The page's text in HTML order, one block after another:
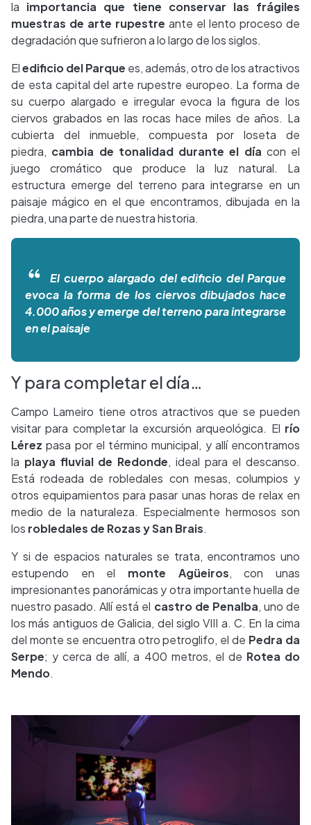
la importancia que tiene conservar las frágiles
muestras de arte rupestre ante el lento proceso de
degradación que sufrieron a lo largo de los siglos.
Eledificio del Parque es, además, otro de los atractivos
de esta capital del arte rupestre europeo. La forma de
su cuerpo alargado e irregular evoca la figura de los
ciervos grabados en las rocas hace miles de años. La
cubierta del inmueble, compuesta por loseta de
piedra, cambia de tonalidad durante el día con el
juego cromático que produce la luz natural. La
estructura emerge del terreno para integrarse en un
paisaje mágico en el que encontramos, dibujada en la
piedra, una parte de nuestra historia.
El cuerpo alargado del edificio del Parque
evoca la forma de los ciervos dibujados hace
4.000 años y emerge del terreno para integrarse
en el paisaje
Y para completar el día…
Campo Lameiro tiene otros atractivos que se pueden
visitar para completar la excursión arqueológica. El río
Lérez pasa por el término municipal, y allí encontramos
la playa fluvial de Redonde, ideal para el descanso.
Está rodeada de robledales con mesas, columpios y
otros equipamientos para pasar unas horas de relax en
medio de la naturaleza. Especialmente hermosos son
los robledales de Rozas y San Brais.
Y si de espacios naturales se trata, encontramos uno
estupendo en el monte Agüeiros, con unas
impresionantes panorámicas y otra importante huella de
nuestro pasado. Allí está el castro de Penalba, uno de
los más antiguos de Galicia, del siglo VIII a. C. En la cima
del monte se encuentra otro petroglifo, el de Pedra da
Serpe; y cerca de allí, a 400 metros, el de Rotea do
Mendo.